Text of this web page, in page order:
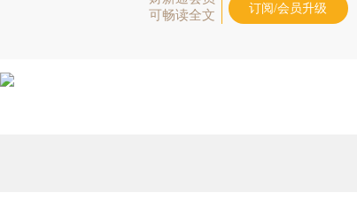
可畅读全文
订阅/会员升级